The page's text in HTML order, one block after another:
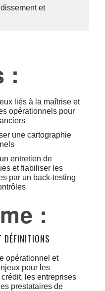
et
:
liés à la maîtrise et
opérationnels pour
une cartographie
entretien de
et fiabiliser les
par un back-testing
:
opérationnel et
pour les
les entreprises
prestataires de